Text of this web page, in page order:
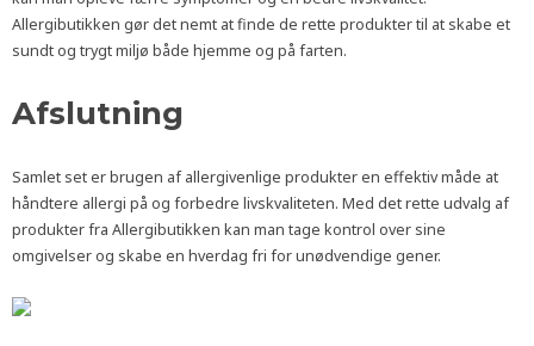
Allergibutikken gør det nemt at finde de rette produkter til at skabe et
sundt og trygt miljø både hjemme og på farten.
Afslutning
Samlet set er brugen af allergivenlige produkter en effektiv måde at
håndtere allergi på og forbedre livskvaliteten. Med det rette udvalg af
produkter fra Allergibutikken kan man tage kontrol over sine
omgivelser og skabe en hverdag fri for unødvendige gener.